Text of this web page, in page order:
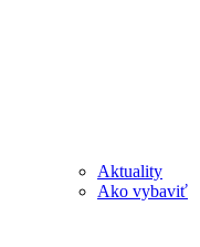
Aktuality
Ako vybaviť